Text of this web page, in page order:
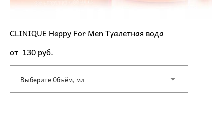
CLINIQUE Happy For Men Туалетная вода
от 130 pуб.
Выберите Объём, мл